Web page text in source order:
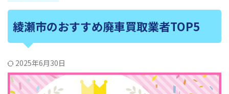
綾瀬市のおすすめ廃車買取業者TOP5
2025年6月30日